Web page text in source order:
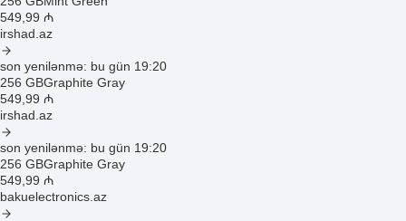
549 ,99 ₼
irshad.az
son yenilənmə: bu gün 19:20
256 GBGraphite Gray
549 ,99 ₼
irshad.az
son yenilənmə: bu gün 19:20
256 GBGraphite Gray
549 ,99 ₼
bakuelectronics.az